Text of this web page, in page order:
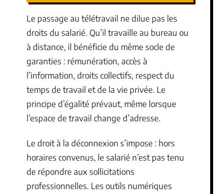
Le passage au télétravail ne dilue pas les
droits du salarié. Qu’il travaille au bureau ou
à distance, il bénéficie du même socle de
garanties : rémunération, accès à
l’information, droits collectifs, respect du
temps de travail et de la vie privée. Le
principe d’égalité prévaut, même lorsque
l’espace de travail change d’adresse.
Le droit à la déconnexion s’impose : hors
horaires convenus, le salarié n’est pas tenu
de répondre aux sollicitations
professionnelles. Les outils numériques